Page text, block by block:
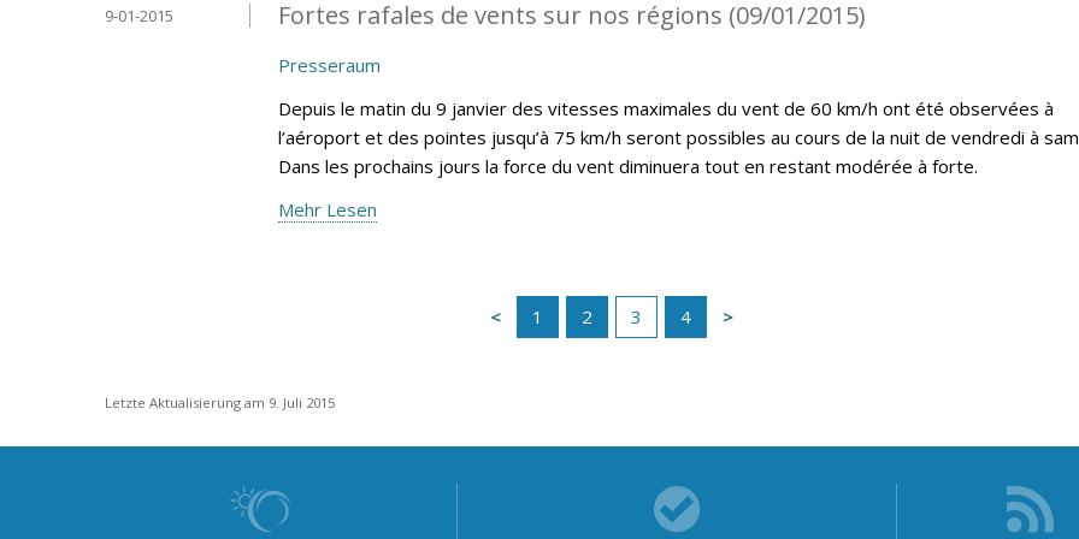
Fortes rafales de vents sur nos régions (09/01/2015)
9-01-2015
Presseraum
Depuis le matin du 9 janvier des vitesses maximales du vent de 60 km/h ont été observées à
l’aéroport et des pointes jusqu’à 75 km/h seront possibles au cours de la nuit de vendredi à
Dans les prochains jours la force du vent diminuera tout en restant modérée à forte.
Mehr Lesen
1 2 3 4
Letzte Aktualisierung am 9. Juli 2015